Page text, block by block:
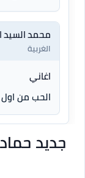
محمد السيد
الغربية
اغاني
الحب من
جديد